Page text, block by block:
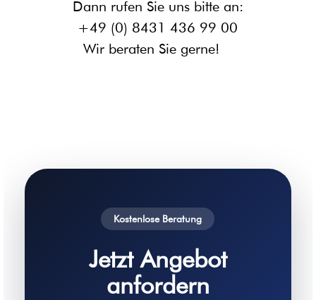
Dann rufen Sie uns bitte an:
+49 (0) 8431 436 99 00
Wir beraten Sie gerne!
Kostenlose Beratung
Jetzt Angebot
anfordern